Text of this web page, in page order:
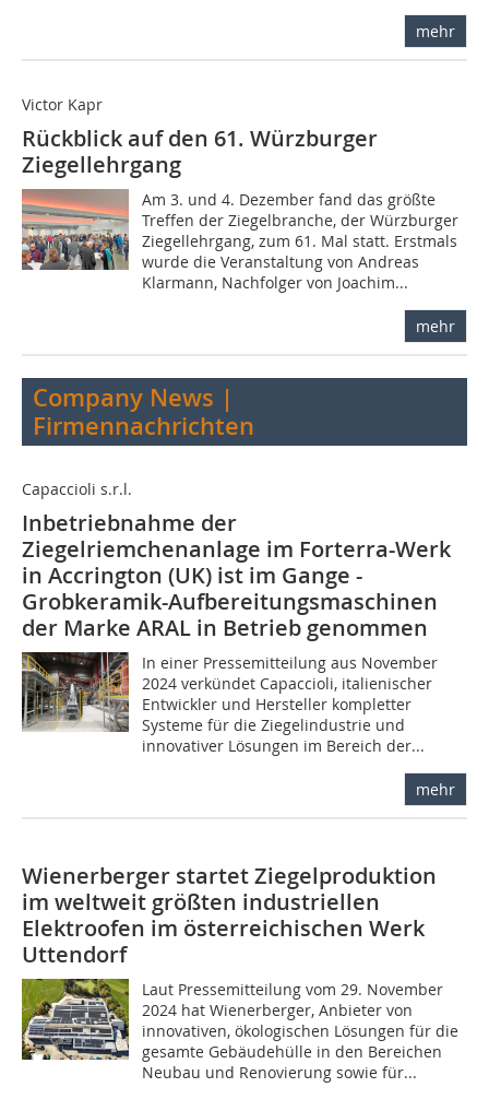
mehr
Victor Kapr
Rückblick auf den 61. Würzburger
Ziegellehrgang
Am 3. und 4. Dezember fand das größte
Treffen der Ziegelbranche, der Würzburger
Ziegellehrgang, zum 61. Mal statt. Erstmals
wurde die Veranstaltung von Andreas
Klarmann, Nachfolger von Joachim...
mehr
Company News |
Firmennachrichten
Capaccioli s.r.l.
Inbetriebnahme der
Ziegelriemchenanlage im Forterra-Werk
in Accrington (UK) ist im Gange -
Grobkeramik-Aufbereitungsmaschinen
der Marke ARAL in Betrieb genommen
In einer Pressemitteilung aus November
2024 verkündet Capaccioli, italienischer
Entwickler und Hersteller kompletter
Systeme für die Ziegelindustrie und
innovativer Lösungen im Bereich der...
mehr
Wienerberger startet Ziegelproduktion
im weltweit größten industriellen
Elektroofen im österreichischen Werk
Uttendorf
Laut Pressemitteilung vom 29. November
2024 hat Wienerberger, Anbieter von
innovativen, ökologischen Lösungen für die
gesamte Gebäudehülle in den Bereichen
Neubau und Renovierung sowie für...